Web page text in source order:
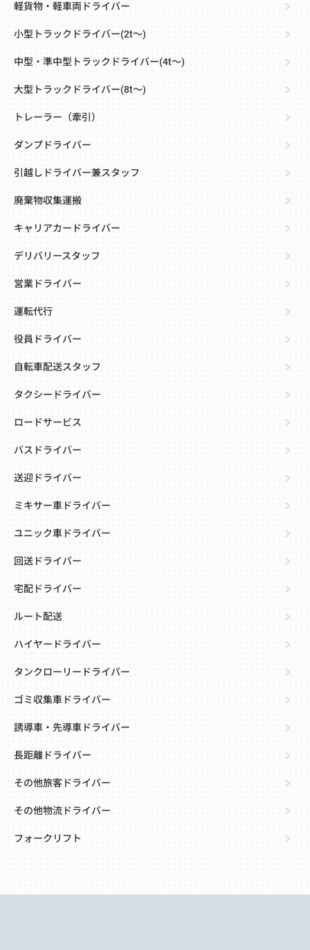
軽貨物・軽車両ドライバー
小型トラックドライバー(2t～)
中型・準中型トラックドライバー(4t～)
大型トラックドライバー(8t～)
トレーラー（牽引）
ダンプドライバー
引越しドライバー兼スタッフ
廃棄物収集運搬
キャリアカードライバー
デリバリースタッフ
営業ドライバー
運転代行
役員ドライバー
自転車配送スタッフ
タクシードライバー
ロードサービス
バスドライバー
送迎ドライバー
ミキサー車ドライバー
ユニック車ドライバー
回送ドライバー
宅配ドライバー
ルート配送
ハイヤードライバー
タンクローリードライバー
ゴミ収集車ドライバー
誘導車・先導車ドライバー
長距離ドライバー
その他旅客ドライバー
その他物流ドライバー
フォークリフト